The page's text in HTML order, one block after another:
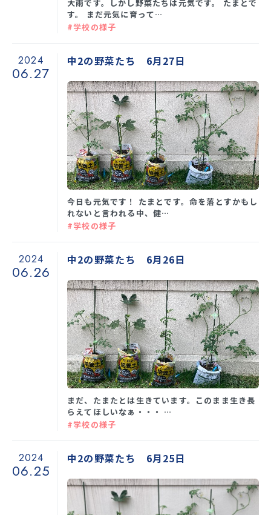
SNS運用ポリシー
@kobe_kaisei
大雨です。しかし野菜たちは元気です。 たまとで
す。 まだ元気に育って…
#学校の様子
2024
06.27
中2の野菜たち 6月27日
今日も元気です！ たまとです。命を落とすかもし
れないと言われる中、健…
#学校の様子
2024
06.26
中2の野菜たち 6月26日
まだ、たまたとは生きています。このまま生き長
らえてほしいなぁ・・・ …
#学校の様子
2024
06.25
中2の野菜たち 6月25日